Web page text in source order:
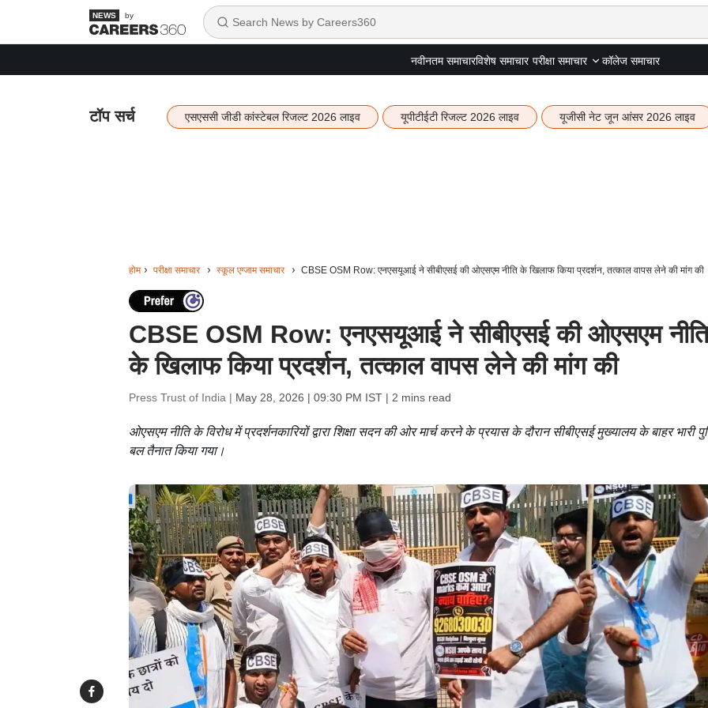
by
नवीनतम समाचारविशेष समाचार परीक्षा समाचार कॉलेज समाचार
टॉप सर्च एसएससी जीडी कांस्टेबल रिजल्ट 2026 लाइव यूपीटीईटी रिजल्ट 2026 लाइव यूजीसी नेट जून आंसर 2026 लाइव
होम परीक्षा समाचार स्कूल एग्जाम समाचार CBSE OSM Row: एनएसयूआई ने सीबीएसई की ओएसएम नीति के खिलाफ किया प्रदर्शन, तत्काल वापस लेने की मांग की
CBSE OSM Row: एनएसयूआई ने सीबीएसई की ओएसएम नीति
के खिलाफ किया प्रदर्शन, तत्काल वापस लेने की मांग की
Press Trust of India | May 28, 2026 | 09:30 PM IST| 2 mins read
ओएसएम नीति के विरोध में प्रदर्शनकारियों द्वारा शिक्षा सदन की ओर मार्च करने के प्रयास के दौरान सीबीएसई मुख्यालय के बाहर भारी
बल तैनात किया गया।